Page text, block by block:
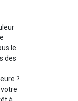
le
des
?
votre